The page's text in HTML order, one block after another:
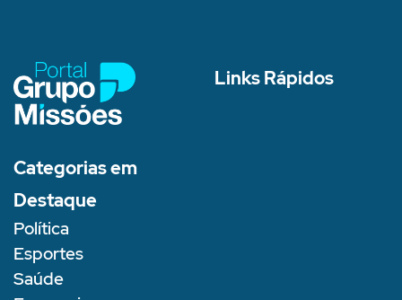
Links Rápidos
Categorias em
Destaque
Política
Esportes
Saúde